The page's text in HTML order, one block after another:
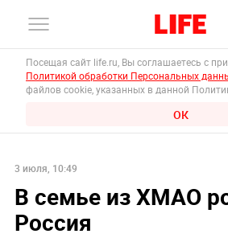
Посещая сайт life.ru, Вы соглашаетесь с
Политикой обработки Персональных
файлов cookie, указанных в данной
ОК
3 июля, 10:49
В семье из ХМАО
Россия